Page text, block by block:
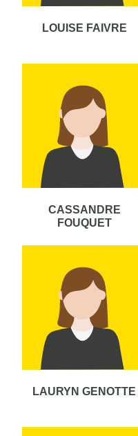
LOUISE FAIVRE
CASSANDRE
FOUQUET
LAURYN GENOTTE